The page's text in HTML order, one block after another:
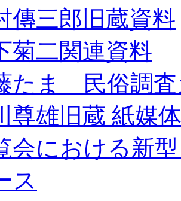
傳三郎旧蔵資料
菊二関連資料
たま 民俗調査
尊雄旧蔵 紙媒
会における新
ス